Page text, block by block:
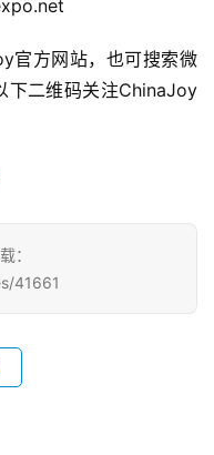
官方网站，也可搜索微
下二维码关注ChinaJoy
：
41661